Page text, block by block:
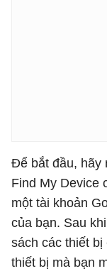
Để bắt đầu, hãy
Find My Device
một tài khoản
của bạn. Sau
sách các thiết
thiết bị mà bạn